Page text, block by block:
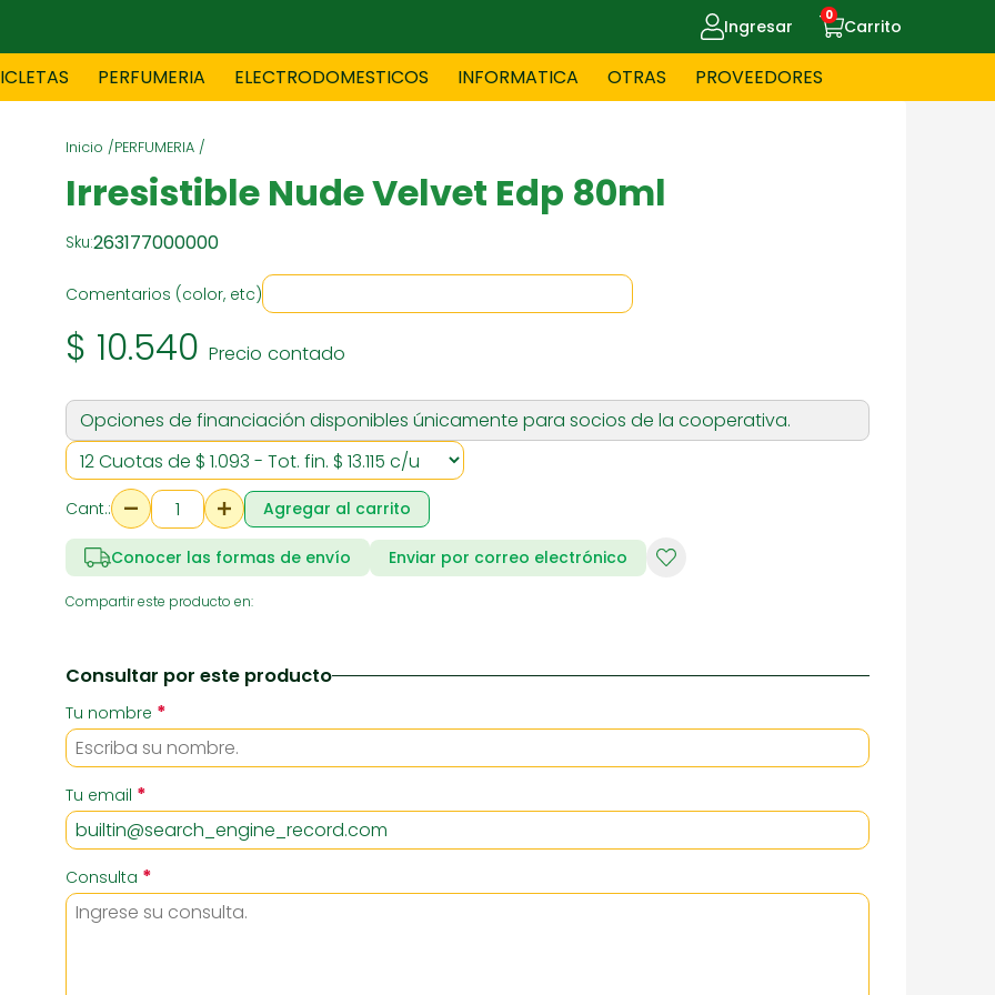
Ingresar Carrito
0
PERFUMERIA ELECTRODOMESTICOS INFORMATICA OTRAS
BLANCO BOUTIQUE MASCOTAS
ELECTRODOMESTICOS FITNESS
MUEBLERIA NIÑOS - BEBES
SUPERMERCADO ZAPATERIA DE DAMAS
PROVEEDORES
Inicio /PERFUMERIA /
Irresistible Nude Velvet Edp 80ml
Sku:263177000000
Comentarios (color, etc)
$ 10.540 Precio contado
Opciones de financiación disponibles únicamente para socios de la cooperativa.
Cant.: Agregar al carrito
Conocer las formas de envío Enviar por correo electrónico
Compartir este producto en:
Consultar por este producto
Tu nombre *
Tu email *
Consulta *